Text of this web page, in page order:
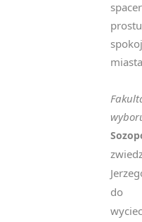
do